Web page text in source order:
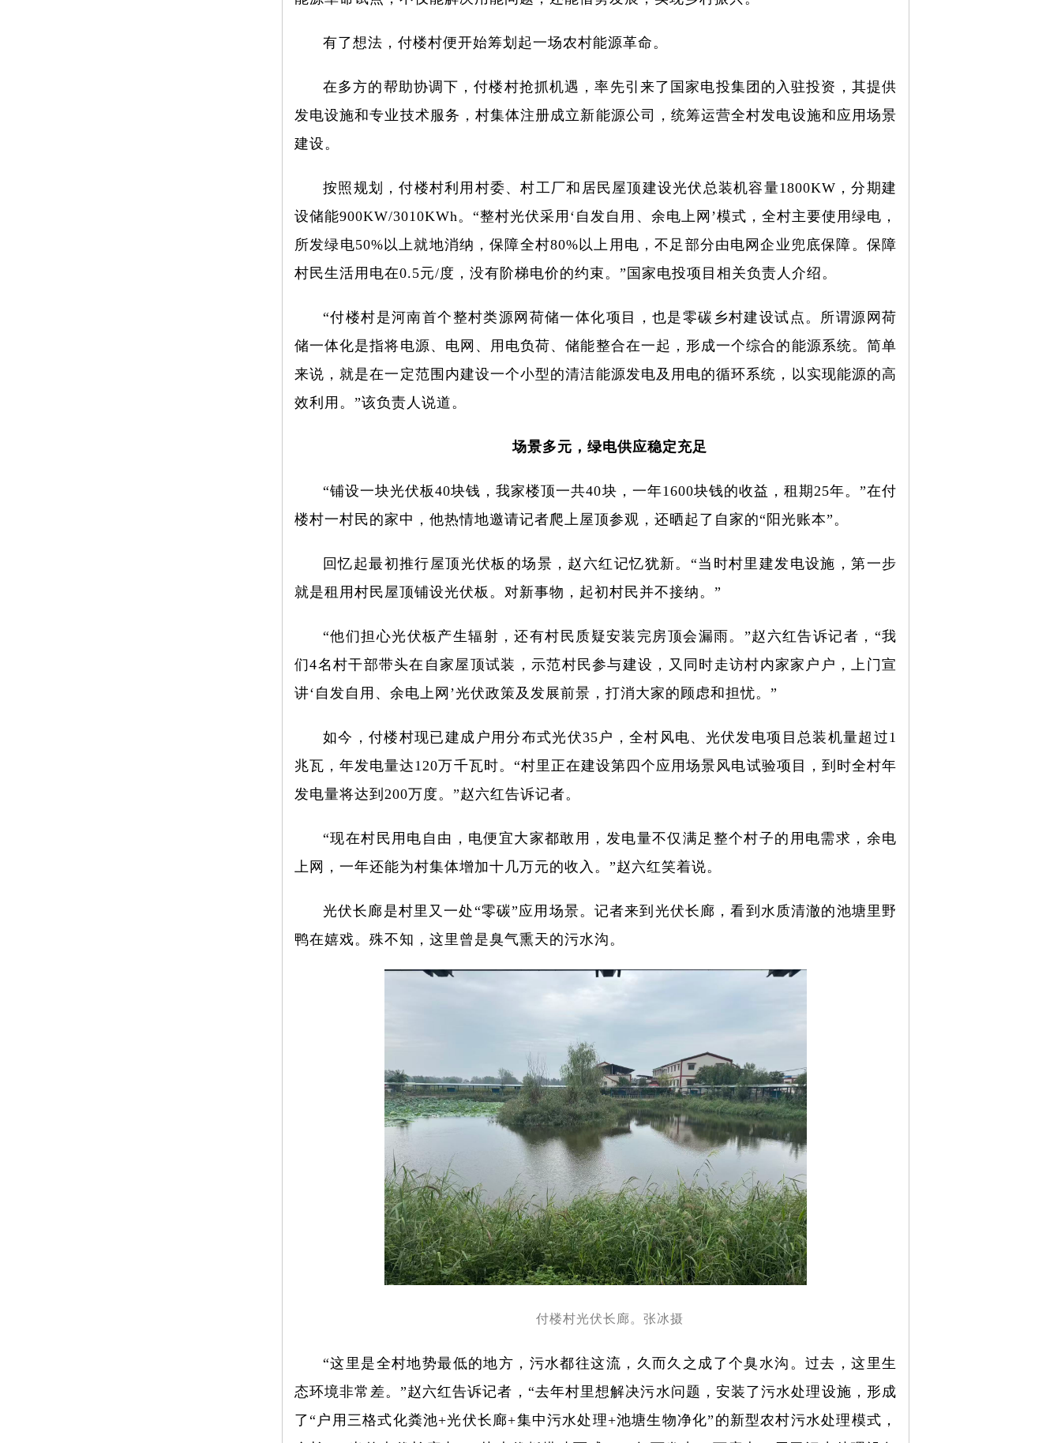
有了想法，付楼村便开始筹划起一场农村能源革命。
在多方的帮助协调下，付楼村抢抓机遇，率先引来了国家电投集团的入驻投资，其提供
发电设施和专业技术服务，村集体注册成立新能源公司，统筹运营全村发电设施和应用场景
建设。
按照规划，付楼村利用村委、村工厂和居民屋顶建设光伏总装机容量1800KW，分期建
设储能900KW/3010KWh。“整村光伏采用‘自发自用、余电上网’模式，全村主要使用绿电，
所发绿电50%以上就地消纳，保障全村80%以上用电，不足部分由电网企业兜底保障。保障
村民生活用电在0.5元/度，没有阶梯电价的约束。”国家电投项目相关负责人介绍。
“付楼村是河南首个整村类源网荷储一体化项目，也是零碳乡村建设试点。所谓源网荷
储一体化是指将电源、电网、用电负荷、储能整合在一起，形成一个综合的能源系统。简单
来说，就是在一定范围内建设一个小型的清洁能源发电及用电的循环系统，以实现能源的高
效利用。”该负责人说道。
场景多元，绿电供应稳定充足
“铺设一块光伏板40块钱，我家楼顶一共40块，一年1600块钱的收益，租期25年。”在付
楼村一村民的家中，他热情地邀请记者爬上屋顶参观，还晒起了自家的“阳光账本”。
回忆起最初推行屋顶光伏板的场景，赵六红记忆犹新。“当时村里建发电设施，第一步
就是租用村民屋顶铺设光伏板。对新事物，起初村民并不接纳。”
“他们担心光伏板产生辐射，还有村民质疑安装完房顶会漏雨。”赵六红告诉记者，“我
们4名村干部带头在自家屋顶试装，示范村民参与建设，又同时走访村内家家户户，上门宣
讲‘自发自用、余电上网’光伏政策及发展前景，打消大家的顾虑和担忧。”
如今，付楼村现已建成户用分布式光伏35户，全村风电、光伏发电项目总装机量超过1
兆瓦，年发电量达120万千瓦时。“村里正在建设第四个应用场景风电试验项目，到时全村年
发电量将达到200万度。”赵六红告诉记者。
“现在村民用电自由，电便宜大家都敢用，发电量不仅满足整个村子的用电需求，余电
上网，一年还能为村集体增加十几万元的收入。”赵六红笑着说。
光伏长廊是村里又一处“零碳”应用场景。记者来到光伏长廊，看到水质清澈的池塘里野
鸭在嬉戏。殊不知，这里曾是臭气熏天的污水沟。
付楼村光伏长廊。张冰摄
“这里是全村地势最低的地方，污水都往这流，久而久之成了个臭水沟。过去，这里生
态环境非常差。”赵六红告诉记者，“去年村里想解决污水问题，安装了污水处理设施，形成
了“户用三格式化粪池+光伏长廊+集中污水处理+池塘生物净化”的新型农村污水处理模式，